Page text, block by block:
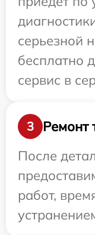
серьезной
бесплатно
сервис в
3
Ремонт
После
работ,